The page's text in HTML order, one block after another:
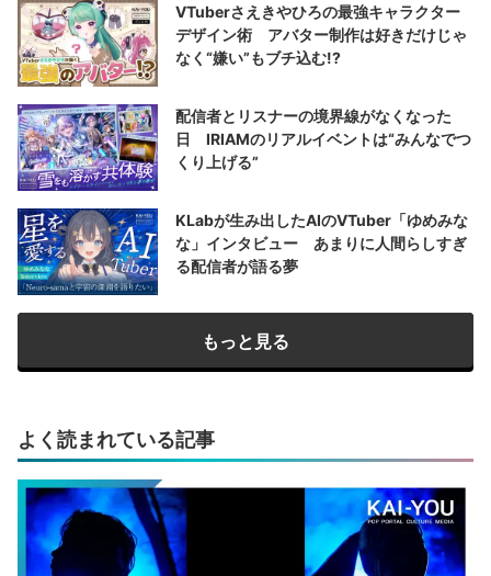
VTuberさえきやひろの最強キャラクター
デザイン術 アバター制作は好きだけじゃ
なく“嫌い”もブチ込む!?
配信者とリスナーの境界線がなくなった
日 IRIAMのリアルイベントは“みんなでつ
くり上げる”
KLabが生み出したAIのVTuber「ゆめみな
な」インタビュー あまりに人間らしすぎ
る配信者が語る夢
もっと見る
よく読まれている記事